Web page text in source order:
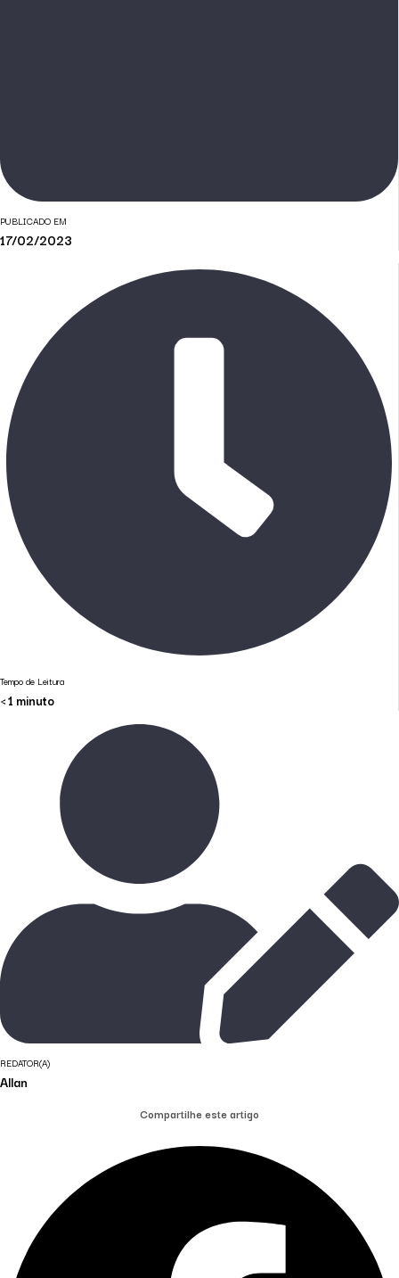
PUBLICADO EM
17/02/2023
Tempo de Leitura
< 1 minuto
REDATOR(A)
Allan
Compartilhe este artigo